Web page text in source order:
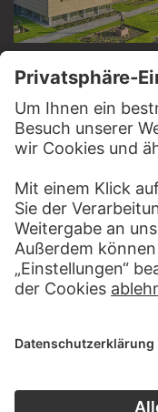
BESUCHEN SIE
STÄDEL
ZUR WEBSEITE
KONTAKT
Haben Sie